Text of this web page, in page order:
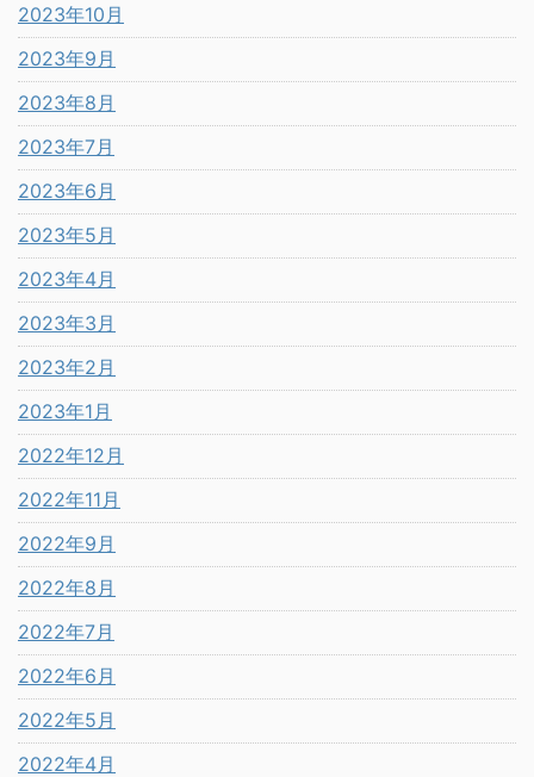
2023年10月
2023年9月
2023年8月
2023年7月
2023年6月
2023年5月
2023年4月
2023年3月
2023年2月
2023年1月
2022年12月
2022年11月
2022年9月
2022年8月
2022年7月
2022年6月
2022年5月
2022年4月